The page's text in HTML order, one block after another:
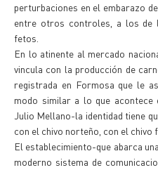
perturbaciones en el embarazo
entre otros controles, a los de
fetos.
En lo atinente al mercado
vincula con la producción de
registrada en Formosa que le
modo similar a lo que acontece
Julio Mellano-la identidad tiene
con el chivo norteño, con el chivo
El establecimiento-que abarca
moderno sistema de